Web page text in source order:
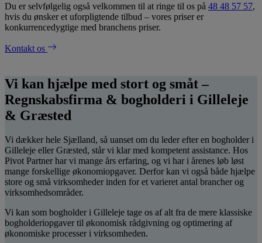
Du er selvfølgelig også velkommen til at ringe til os på 48 48 57 57,
hvis du ønsker et uforpligtende tilbud – vores priser er
konkurrencedygtige med branchens priser.
Kontakt os
Vi kan hjælpe med stort og småt –
Regnskabsfirma & bogholderi i Gilleleje
& Græsted
Vi dækker hele Sjælland, så uanset om du leder efter en bogholder i
Gilleleje eller Græsted, står vi klar med kompetent assistance. Hos
Pivot Partner har vi mange års erfaring, og vi har i årenes løb løst
mange forskellige økonomiopgaver. Derfor kan vi også både hjælpe
store og små virksomheder inden for et varieret antal brancher og
virksomhedsområder.
Vi kan som bogholder i Gilleleje tage os af alt fra de mere klassiske
bogholderiopgaver til økonomisk rådgivning og optimering af
økonomiske processer i virksomheden.